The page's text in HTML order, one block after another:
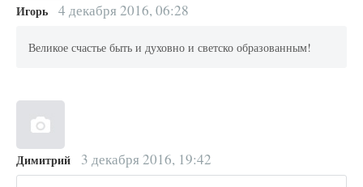
Игорь 4 декабря 2016, 06:28
Великое счастье быть и духовно и светско образованным!
Димитрий 3 декабря 2016, 19:42